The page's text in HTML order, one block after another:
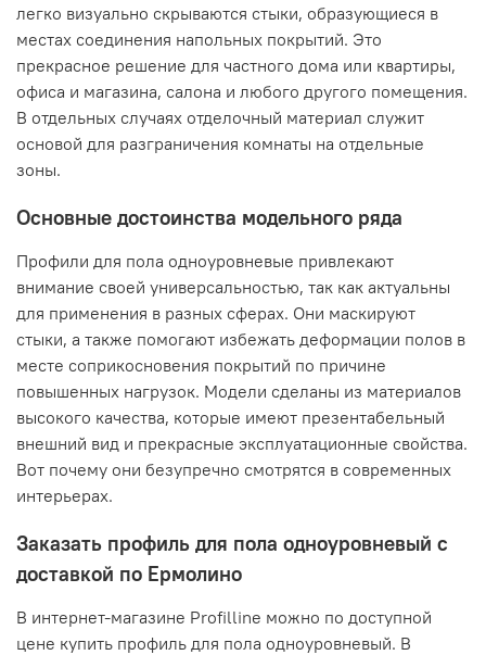
легко визуально скрываются стыки, образующиеся в
местах соединения напольных покрытий. Это
прекрасное решение для частного дома или квартиры,
офиса и магазина, салона и любого другого помещения.
В отдельных случаях отделочный материал служит
основой для разграничения комнаты на отдельные
зоны.
Основные достоинства модельного ряда
Профили для пола одноуровневые привлекают
внимание своей универсальностью, так как актуальны
для применения в разных сферах. Они маскируют
стыки, а также помогают избежать деформации полов в
месте соприкосновения покрытий по причине
повышенных нагрузок. Модели сделаны из материалов
высокого качества, которые имеют презентабельный
внешний вид и прекрасные эксплуатационные свойства.
Вот почему они безупречно смотрятся в современных
интерьерах.
Заказать профиль для пола одноуровневый с
доставкой по Ермолино
В интернет-магазине Profilline можно по доступной
цене купить профиль для пола одноуровневый. В